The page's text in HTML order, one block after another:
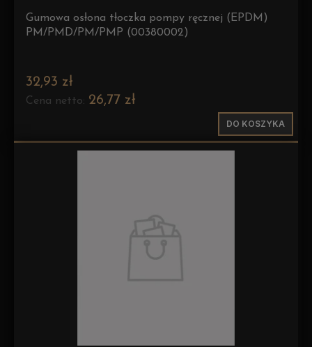
Gumowa osłona tłoczka pompy ręcznej (EPDM)
PM/PMD/PM/PMP (00380002)
32,93 zł
Cena netto: 26,77 zł
DO KOSZYKA